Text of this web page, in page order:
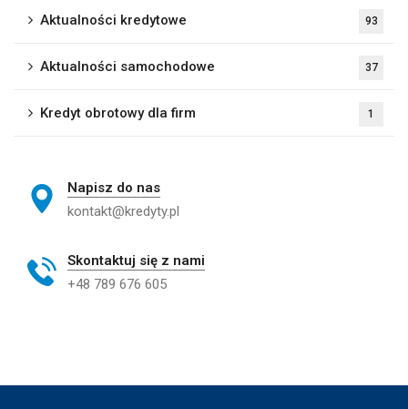
Aktualności kredytowe 93
Aktualności samochodowe 37
Kredyt obrotowy dla firm 1
Napisz do nas
kontakt@kredyty.pl
Skontaktuj się z nami
+48 789 676 605